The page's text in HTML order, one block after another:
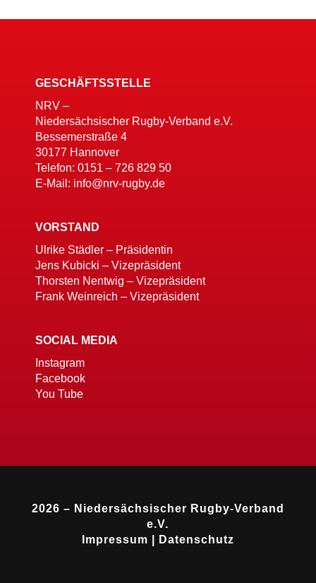
GESCHÄFTSSTELLE
NRV –
Niedersächsischer Rugby-Verband e.V.
Bessemerstraße 4
30177 Hannover
Telefon: 0151 – 726 829 50
E-Mail: info@nrv-rugby.de
VORSTAND
Ulrike Städler – Präsidentin
Jens Kubicki – Vizepräsident
Thorsten Nentwig – Vizepräsident
Frank Weinreich – Vizepräsident
SOCIAL MEDIA
Instagram
Facebook
You Tube
2026 – Niedersächsischer Rugby-Verband
e.V.
Impressum
Datenschutz